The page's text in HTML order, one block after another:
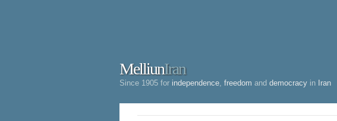
MelliunIran
Since 1905 for independence freedom and democracy in Iran